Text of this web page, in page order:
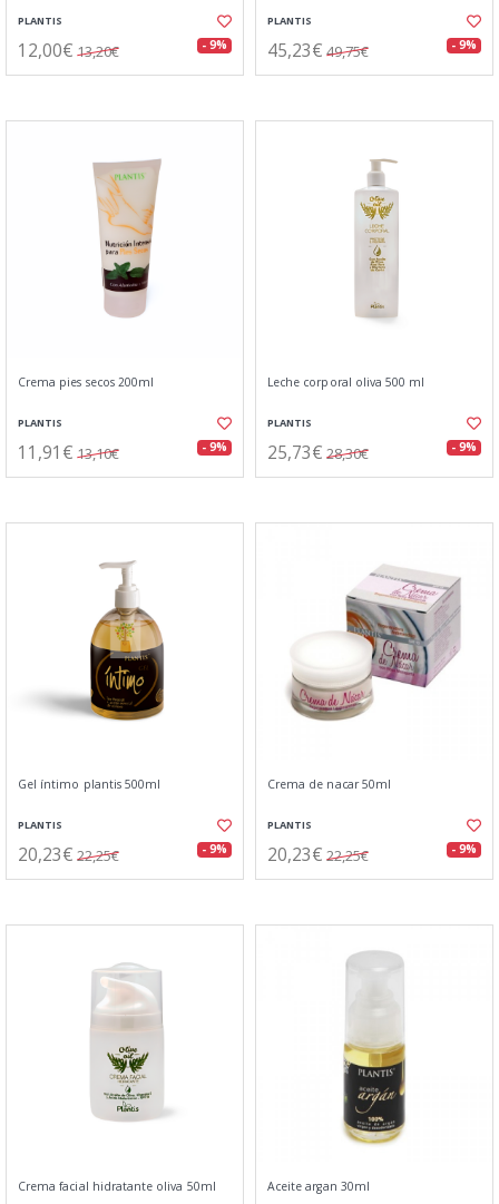
PLANTIS
12,00€ 13,20€ - 9%
PLANTIS
45,23€ 49,75€ - 9%
Crema pies secos 200ml
PLANTIS
11,91€ 13,10€ - 9%
Leche corporal oliva 500 ml
PLANTIS
25,73€ 28,30€ - 9%
Gel íntimo plantis 500ml
PLANTIS
20,23€ 22,25€ - 9%
Crema de nacar 50ml
PLANTIS
20,23€ 22,25€ - 9%
Crema facial hidratante oliva 50ml Aceite argan 30ml